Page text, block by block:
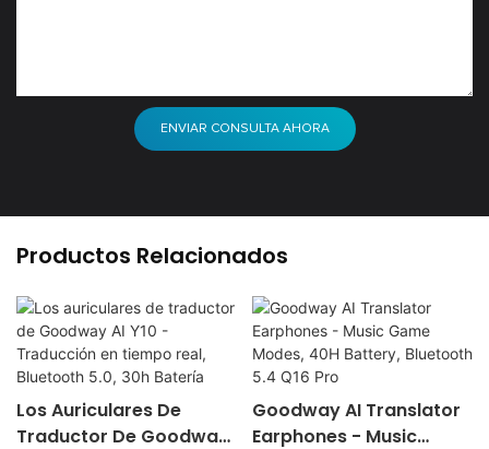
ENVIAR CONSULTA AHORA
Productos Relacionados
Los Auriculares De
Traductor De Goodway
Goodway AI Translator
Earphones - Music